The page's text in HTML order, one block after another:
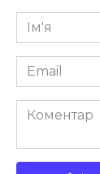
Ім'я
*
Email
*
Коментар